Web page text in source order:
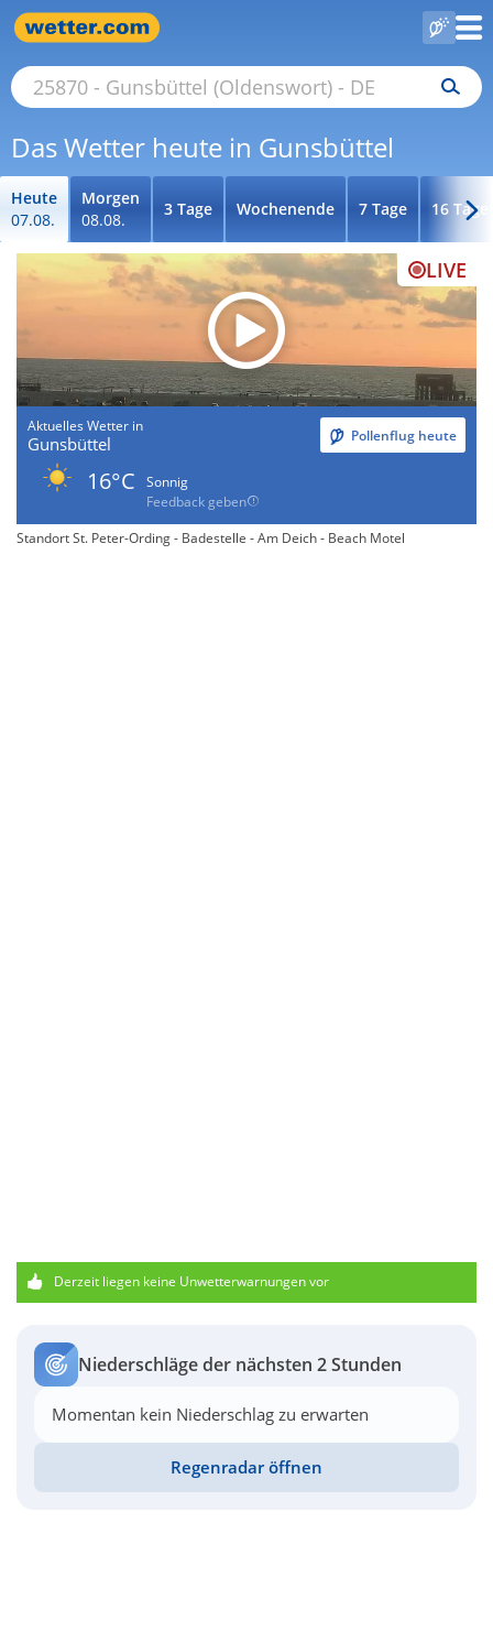
Das Wetter heute in Gunsbüttel
Heute
07.08.
Morgen
08.08.
3 Tage Wochenende 7 Tage 16 Tage
LIVE
Aktuelles Wetter in
Gunsbüttel Pollenflug heute
16°C
Sonnig
Feedback geben
Standort St. Peter-Ording - Badestelle - Am Deich - Beach Motel
Derzeit liegen keine Unwetterwarnungen vor
Niederschläge der nächsten 2 Stunden
Momentan kein Niederschlag zu erwarten
Regenradar öffnen